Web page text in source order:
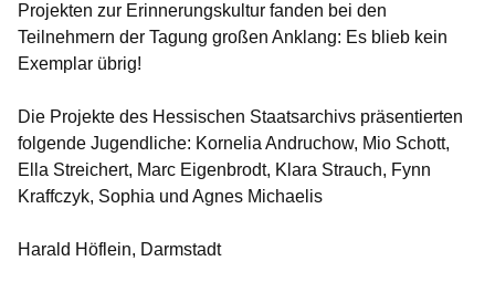
Projekten zur Erinnerungskultur fanden bei den
Teilnehmern der Tagung großen Anklang: Es blieb kein
Exemplar übrig!
Die Projekte des Hessischen Staatsarchivs präsentierten
folgende Jugendliche: Kornelia Andruchow, Mio Schott,
Ella Streichert, Marc Eigenbrodt, Klara Strauch, Fynn
Kraffczyk, Sophia und Agnes Michaelis
Harald Höflein, Darmstadt